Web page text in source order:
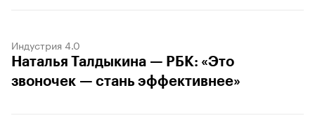
Индустрия 4.0
Наталья Талдыкина — РБК: «Это
звоночек — стань эффективнее»